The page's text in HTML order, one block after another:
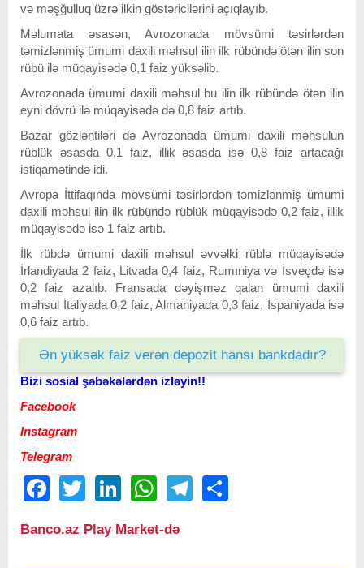
və məşğulluq üzrə ilkin göstəricilərini açıqlayıb.
Məlumata əsasən, Avrozonada mövsümi təsirlərdən
təmizlənmiş ümumi daxili məhsul ilin ilk rübündə ötən ilin son
rübü ilə müqayisədə 0,1 faiz yüksəlib.
Avrozonada ümumi daxili məhsul bu ilin ilk rübündə ötən ilin
eyni dövrü ilə müqayisədə də 0,8 faiz artıb.
Bazar gözləntiləri də Avrozonada ümumi daxili məhsulun
rüblük əsasda 0,1 faiz, illik əsasda isə 0,8 faiz artacağı
istiqamətində idi.
Avropa İttifaqında mövsümi təsirlərdən təmizlənmiş ümumi
daxili məhsul ilin ilk rübündə rüblük müqayisədə 0,2 faiz, illik
müqayisədə isə 1 faiz artıb.
İlk rübdə ümumi daxili məhsul əvvəlki rüblə müqayisədə
İrlandiyada 2 faiz, Litvada 0,4 faiz, Rumıniya və İsveçdə isə
0,2 faiz azalıb. Fransada dəyişməz qalan ümumi daxili
məhsul İtaliyada 0,2 faiz, Almaniyada 0,3 faiz, İspaniyada isə
0,6 faiz artıb.
Ən yüksək faiz verən depozit hansı bankdadır?
Bizi sosial şəbəkələrdən izləyin!!
Facebook
Instagram
Telegram
FacebookTwitter LinkedIn WhatsAppTelegram
Banco.az Play Market-də